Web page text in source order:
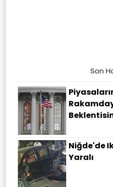
Son
Niğde'de
Yaralı